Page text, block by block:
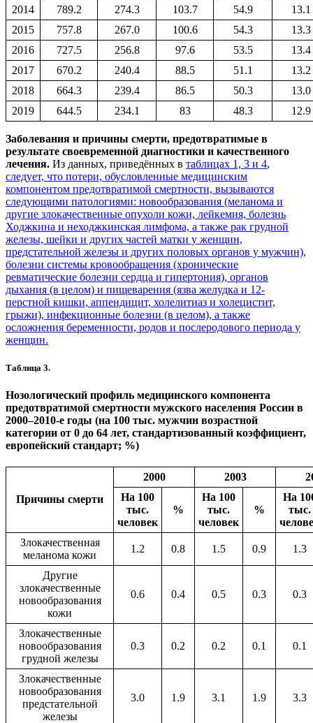
2014
789.2 274.3 103.7 54.9
13.1
2015
757.8 267.0 100.6 54.3
13.3
2016
727.5 256.8 97.6 53.5
13.4
2017
670.2 240.4 88.5 51.1
13.2
2018
664.3 239.4 86.5 50.3
13.0
2019
644.5 234.1 83 48.3 12.9
Заболевания и причины смерти, предотвратимые в
результате своевременной диагностики и качественного
лечения. Из данных, приведённых в таблицах 1, 3 и 4,
следует, что потери, обусловленные медицинским
компонентом предотвратимой смертности, вызываются
следующими патологиями: новообразования (меланома и
другие злокачественные опухоли кожи, лейкемия, болезнь
Ходжкина и неходжкинская лимфома, а также рак грудной
железы, шейки и других частей матки у женщин,
предстательной железы и других половых органов у мужчин),
болезни системы кровообращения (хронические
ревматические болезни сердца и гипертония), органов
дыхания (в целом) и пищеварения (язва желудка и 12-
перстной кишки, аппендицит, холелитиаз и холецистит,
грыжи), инфекционные болезни (в целом), а также
осложнения беременности, родов и послеродового периода у
женщин.
Таблица 3.
Нозологический профиль медицинского компонента
предотвратимой смертности мужского населения России в
2000–2010-е годы (на 100 тыс. мужчин возрастной
категории от 0 до 64 лет, стандартизованный коэффициент,
европейский стандарт; %)
Причины смерти
2000 2003
На 100
тыс.
человек
%
На 100
тыс.
человек
%
На
тыс.
Злокачественная
меланома кожи
1.2 0.8 1.5 0.9 1.3
Другие
злокачественные
новообразования
кожи
0.6 0.4 0.5 0.3 0.3
Злокачественные
новообразования
грудной железы
0.3 0.2 0.2 0.1 0.1
Злокачественные
новообразования
предстательной
железы
3.0 1.9 3.1 1.9 3.3